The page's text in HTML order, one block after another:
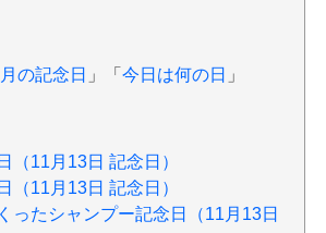
の記念日 」「 今日は何の日 」
（11月13日 記念日）
（11月13日 記念日）
ったシャンプー記念日（11月13日